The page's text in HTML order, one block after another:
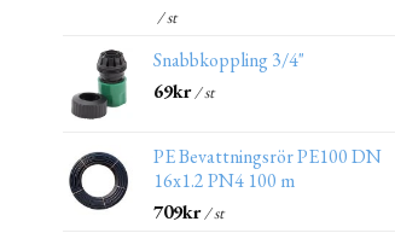
/ st
Snabbkoppling 3/4"
69kr/ st
PE Bevattningsrör PE100 DN
16x1.2 PN4 100 m
709kr/ st